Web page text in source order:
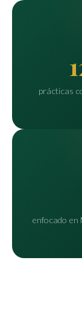
prácticas
enfocado en